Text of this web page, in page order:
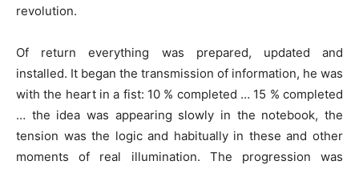
revolution.
Of return everything was prepared, updated and
installed. It began the transmission of information, he was
with the heart in a fist: 10 % completed … 15 % completed
… the idea was appearing slowly in the notebook, the
tension was the logic and habitually in these and other
moments of real illumination. The progression was